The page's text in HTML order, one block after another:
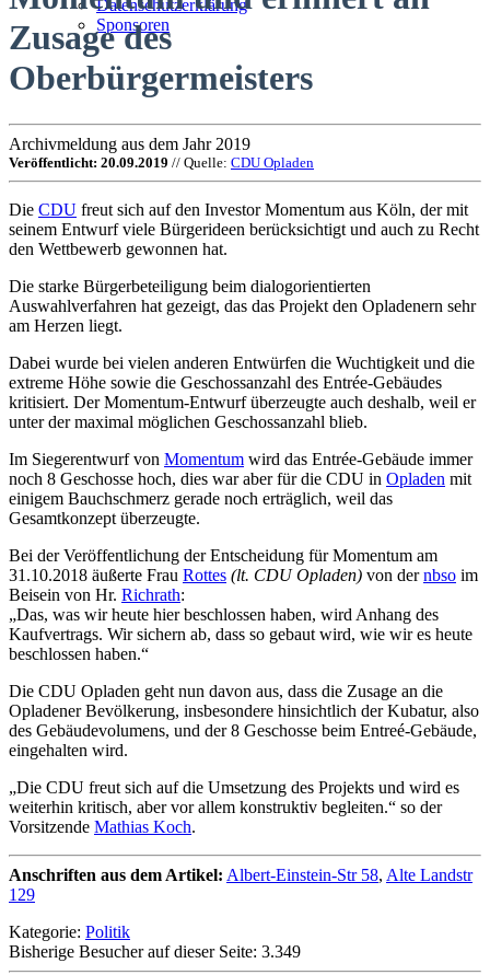
Datenschutzerklärung
Sponsoren
Zusage des
Oberbürgermeisters
Archivmeldung aus dem Jahr 2019
Veröffentlicht: 20.09.2019 // Quelle: CDU Opladen
Die CDU freut sich auf den Investor Momentum aus Köln, der mit
seinem Entwurf viele Bürgerideen berücksichtigt und auch zu Recht
den Wettbewerb gewonnen hat.
Die starke Bürgerbeteiligung beim dialogorientierten
Auswahlverfahren hat gezeigt, das das Projekt den Opladenern sehr
am Herzen liegt.
Dabei wurde bei vielen anderen Entwürfen die Wuchtigkeit und die
extreme Höhe sowie die Geschossanzahl des Entrée-Gebäudes
kritisiert. Der Momentum-Entwurf überzeugte auch deshalb, weil er
unter der maximal möglichen Geschossanzahl blieb.
Im Siegerentwurf von Momentum wird das Entrée-Gebäude immer
noch 8 Geschosse hoch, dies war aber für die CDU in Opladen mit
einigem Bauchschmerz gerade noch erträglich, weil das
Gesamtkonzept überzeugte.
Bei der Veröffentlichung der Entscheidung für Momentum am
31.10.2018 äußerte Frau Rottes (lt. CDU Opladen) von dernbso im
Beisein von Hr. Richrath:
„Das, was wir heute hier beschlossen haben, wird Anhang des
Kaufvertrags. Wir sichern ab, dass so gebaut wird, wie wir es heute
beschlossen haben.“
Die CDU Opladen geht nun davon aus, dass die Zusage an die
Opladener Bevölkerung, insbesondere hinsichtlich der Kubatur, also
des Gebäudevolumens, und der 8 Geschosse beim Entreé-Gebäude,
eingehalten wird.
„Die CDU freut sich auf die Umsetzung des Projekts und wird es
weiterhin kritisch, aber vor allem konstruktiv begleiten.“ so der
Vorsitzende Mathias Koch.
Anschriften aus dem Artikel: Albert-Einstein-Str 58, Alte Landstr
129
Kategorie: Politik
Bisherige Besucher auf dieser Seite: 3.349